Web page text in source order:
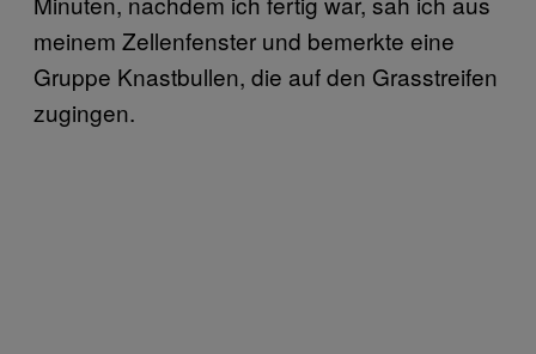
meinem Zellenfenster und bemerkte eine
Gruppe Knastbullen, die auf den Grasstreifen
zugingen.